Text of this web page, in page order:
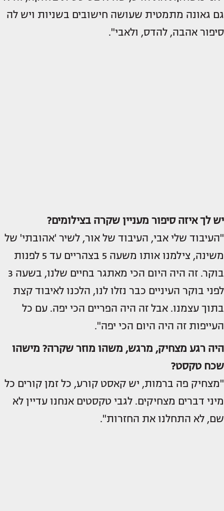
גם גאונה מתמטית שעושה חישובים בשניות ויש לה
סיפור אהבה, להדס, ולאבי".
יש לך איזה סיפור מעניין שקרה בצילומים?
"העיבוד שלי אבי, העיבוד של אור, לשיר 'אהובתי' של
משינה, צילמנו אותו משעה 5 בצהריים עד 5 לפנות
בוקר. זה היה היום הכי מאתגר בחיים שלנו, בשעה 3
לפני בוקר העיניים כבר נזלו לנו, הלכנו לאיבוד קצת
בתוך עצמנו. אבל זה היה הפריים הכי יפה. עם כל
העייפות זה היה היום הכי יפה".
היה רגע מצחיק, מרגש, משהו מוזר שקרה? מישהו
שכח טקסט?
"מצחיק פה ברמות, יש קאסט קורע, כל זמן קורים כל
מיני דברים מצחיקים. לגבי טקסטים אנחנו עדיין לא
שם, לא התחלנו את החזרות".